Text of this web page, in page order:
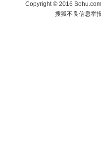
Copyright©2016
搜狐不良信息举